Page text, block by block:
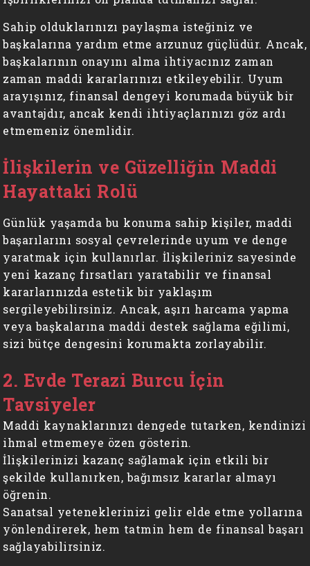
Sahip olduklarınızı paylaşma isteğiniz ve
başkalarına yardım etme arzunuz güçlüdür. Ancak,
başkalarının onayını alma ihtiyacınız zaman
zaman maddi kararlarınızı etkileyebilir. Uyum
arayışınız, finansal dengeyi korumada büyük bir
avantajdır, ancak kendi ihtiyaçlarınızı göz ardı
etmemeniz önemlidir.
İlişkilerin ve Güzelliğin Maddi
Hayattaki Rolü
Günlük yaşamda bu konuma sahip kişiler, maddi
başarılarını sosyal çevrelerinde uyum ve denge
yaratmak için kullanırlar. İlişkileriniz sayesinde
yeni kazanç fırsatları yaratabilir ve finansal
kararlarınızda estetik bir yaklaşım
sergileyebilirsiniz. Ancak, aşırı harcama yapma
veya başkalarına maddi destek sağlama eğilimi,
sizi bütçe dengesini korumakta zorlayabilir.
2. Evde Terazi Burcu İçin
Tavsiyeler
Maddi kaynaklarınızı dengede tutarken, kendinizi
ihmal etmemeye özen gösterin.
İlişkilerinizi kazanç sağlamak için etkili bir
şekilde kullanırken, bağımsız kararlar almayı
öğrenin.
Sanatsal yeteneklerinizi gelir elde etme yollarına
yönlendirerek, hem tatmin hem de finansal başarı
sağlayabilirsiniz.